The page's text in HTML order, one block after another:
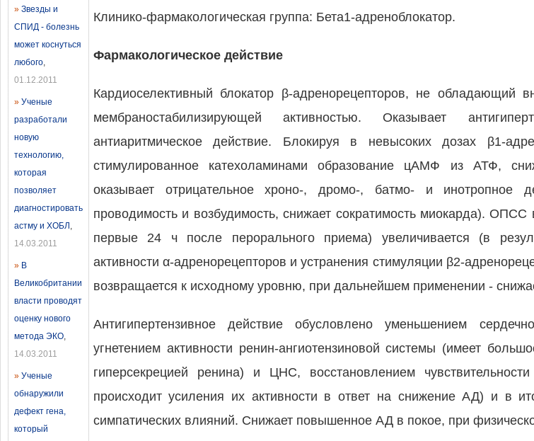
» Звезды и
СПИД - болезнь
может коснуться
любого,
01.12.2011
» Ученые
разработали
новую
технологию,
которая
позволяет
диагностировать
астму и ХОБЛ ,
14.03.2011
» В
Великобритании
власти проводят
оценку нового
метода ЭКО,
14.03.2011
» Ученые
обнаружили
дефект гена,
который
Клинико-фармакологическая группа: Бета1-адреноблокатор.
Фармакологическое действие
Кардиоселективный блокатор β-адренорецепторов, не обладающий
мембраностабилизирующей активностью. Оказывает
антиаритмическое действие. Блокируя в невысоких дозах β1-
стимулированное катехоламинами образование цАМФ из АТФ,
оказывает отрицательное хроно-, дромо-, батмо- и инотропное
проводимость и возбудимость, снижает сократимость миокарда).
первые 24 ч после перорального приема) увеличивается (в
активности α-адренорецепторов и устранения стимуляции β2-
возвращается к исходному уровню, при дальнейшем применении -
Антигипертензивное действие обусловлено уменьшением
угнетением активности ренин-ангиотензиновой системы (имеет
гиперсекрецией ренина) и ЦНС, восстановлением
происходит усиления их активности в ответ на снижение АД) и в
симпатических влияний. Снижает повышенное АД в покое, при